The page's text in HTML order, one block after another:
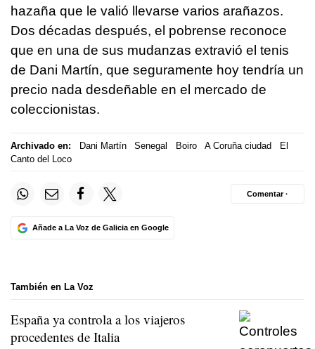
hazaña que le valió llevarse varios arañazos.
Dos décadas después, el pobrense reconoce
que en una de sus mudanzas extravió el tenis
de Dani Martín, que seguramente hoy tendría un
precio nada desdeñable en el mercado de
coleccionistas.
Archivado en: Dani Martín Senegal Boiro A Coruña ciudad
El
Canto del Loco
Añade a La Voz de Galicia en Google
Comentar ·
También en La Voz
España ya controla a los viajeros
procedentes de Italia